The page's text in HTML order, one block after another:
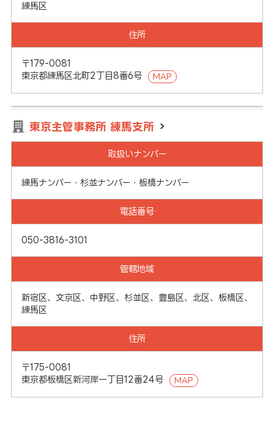
練馬区
住所
〒179-0081
東京都練馬区北町2丁目8番6号
MAP
東京主管事務所 練馬支所
取扱いナンバー
練馬ナンバー・杉並ナンバー・板橋ナンバー
電話番号
050-3816-3101
管轄地域
新宿区、文京区、中野区、杉並区、豊島区、北区、板橋区、
練馬区
住所
〒175-0081
東京都板橋区新河岸一丁目12番24号
MAP